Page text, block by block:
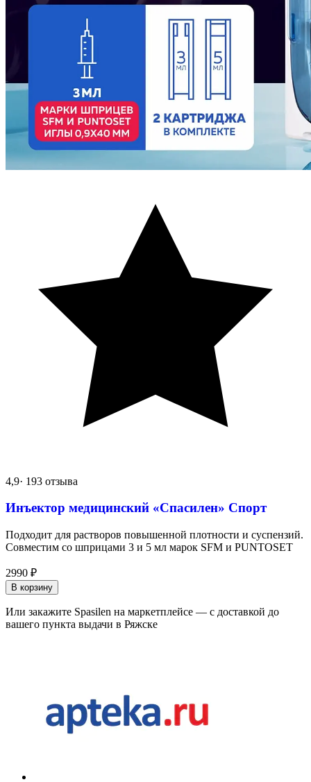
4,9· 193 отзыва
Инъектор медицинский «Спасилен» Спорт
Подходит для растворов повышенной плотности и суспензий.
Совместим со шприцами 3 и 5 мл марок SFM и PUNTOSET
2990 ₽
В корзину
Или закажите Spasilen на маркетплейсе — с доставкой до
вашего пункта выдачи в Ряжске